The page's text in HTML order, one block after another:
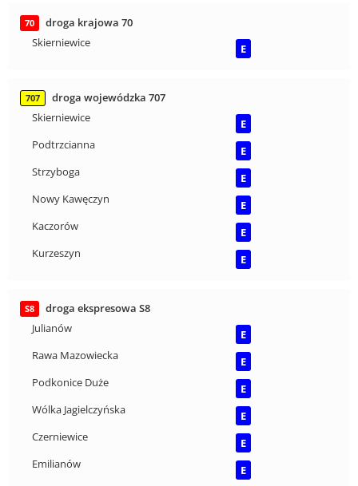
70
droga krajowa 70
Skierniewice
E
707
droga wojewódzka 707
Skierniewice
E
Podtrzcianna
E
Strzyboga
E
Nowy Kawęczyn
E
Kaczorów
E
Kurzeszyn
E
S8
droga ekspresowa S8
Julianów
E
Rawa Mazowiecka
E
Podkonice Duże
E
Wólka Jagielczyńska
E
Czerniewice
E
Emilianów
E